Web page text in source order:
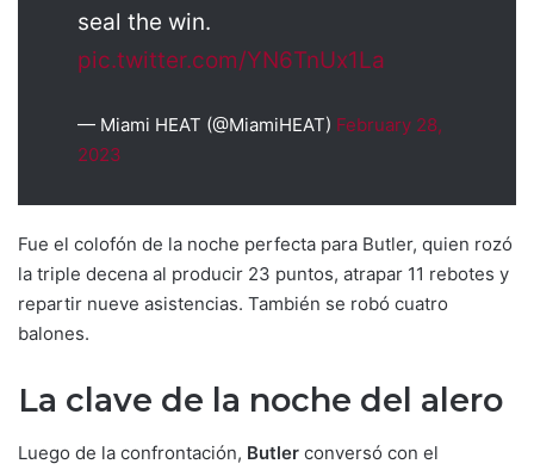
seal the win.
pic.twitter.com/YN6TnUx1La
— Miami HEAT (@MiamiHEAT) February 28,
2023
Fue el colofón de la noche perfecta para Butler, quien rozó
la triple decena al producir 23 puntos, atrapar 11 rebotes y
repartir nueve asistencias. También se robó cuatro
balones.
La clave de la noche del alero
Luego de la confrontación, Butler conversó con el